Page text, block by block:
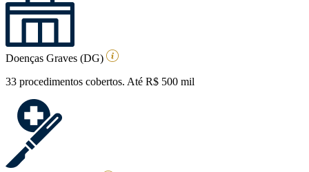
Doenças Graves (DG)
33 procedimentos cobertos. Até R$ 500 mil